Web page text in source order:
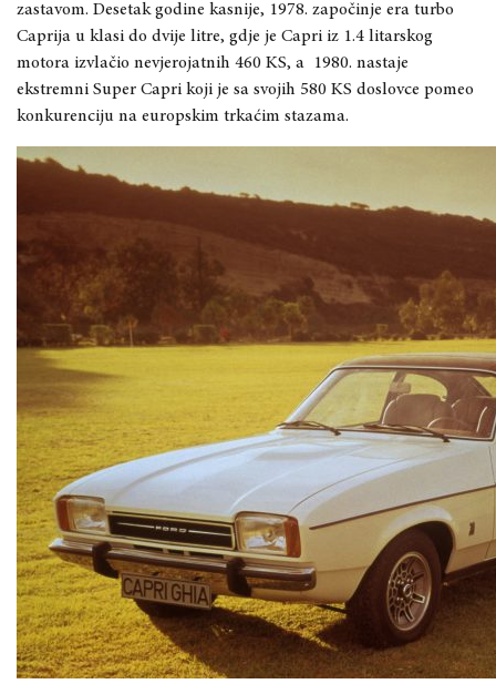
zastavom. Desetak godine kasnije, 1978. započinje era turbo
Caprija u klasi do dvije litre, gdje je Capri iz 1.4 litarskog
motora izvlačio nevjerojatnih 460 KS, a 1980. nastaje
ekstremni Super Capri koji je sa svojih 580 KS doslovce pomeo
konkurenciju na europskim trkaćim stazama.